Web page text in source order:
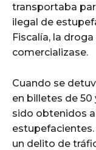
transportaba
ilegal de
Fiscalía, la
comercializase.
Cuando se
en billetes de 50
sido obtenidos
un delito de